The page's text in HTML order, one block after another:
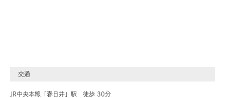
交通
JR中央本線「春日井」駅 徒歩 30分